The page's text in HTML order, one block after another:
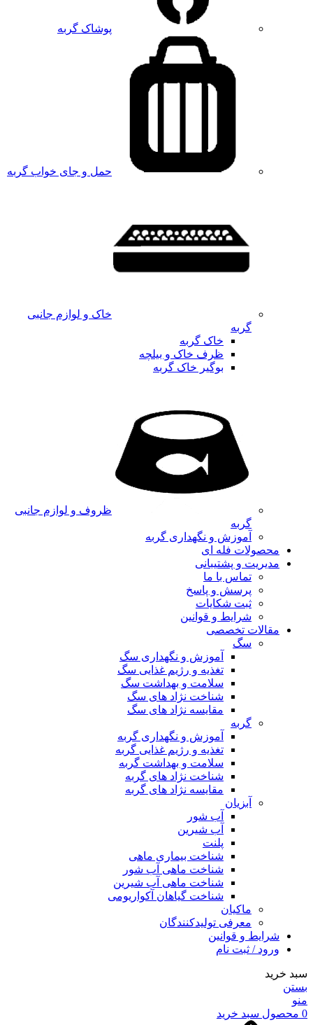
پوشاک گربه
حمل و جای خواب گربه
خاک و لوازم جانبی
گربه
خاک گربه
ظرف خاک و بیلچه
بوگیر خاک گربه
ظروف و لوازم جانبی
گربه
آموزش و نگهداری گربه
محصولات فله ای
مدیریت و پشتیبانی
تماس با ما
پرسش و پاسخ
ثبت شکایات
شرایط و قوانین
مقالات تخصصی
سگ
آموزش و نگهداری سگ
تغذیه و رژیم غذایی سگ
سلامت و بهداشت سگ
شناخت نژاد های سگ
مقایسه نژاد های سگ
گربه
آموزش و نگهداری گربه
تغذیه و رژیم غذایی گربه
سلامت و بهداشت گربه
شناخت نژاد های گربه
مقایسه نژاد های گربه
آبزیان
آب شور
آب شیرین
پلنت
شناخت بیماری ماهی
شناخت ماهی آب شور
شناخت ماهی آب شیرین
شناخت گیاهان آکواریومی
ماکیان
معرفی تولیدکنندگان
شرایط و قوانین
ورود / ثبت نام
سبد خرید
بستن
منو
0 محصول سبد خرید